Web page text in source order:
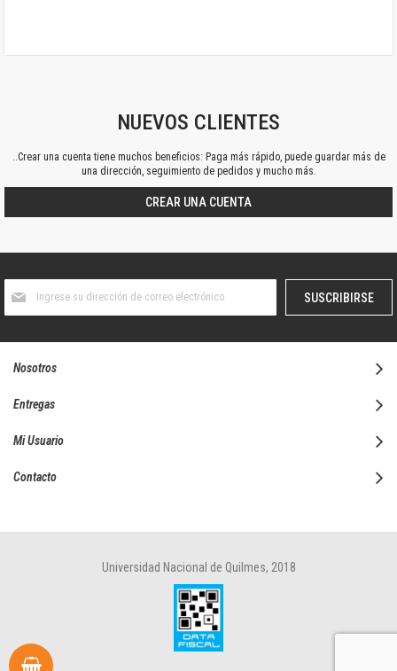
NUEVOS CLIENTES
..Crear una cuenta tiene muchos beneficios: Paga más rápido, puede guardar más de
una dirección, seguimiento de pedidos y mucho más.
CREAR UNA CUENTA
boletín
SUSCRIBIRSE
Nosotros
Entregas
Mi Usuario
Contacto
Universidad Nacional de Quilmes, 2018